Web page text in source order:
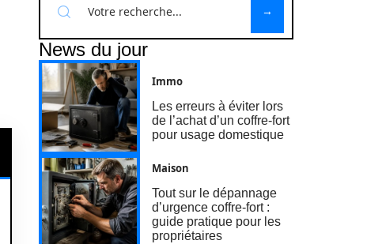
News du jour
Immo
Les erreurs à éviter lors
de l’achat d’un coffre-fort
pour usage domestique
Maison
Tout sur le dépannage
d’urgence coffre-fort :
guide pratique pour les
propriétaires